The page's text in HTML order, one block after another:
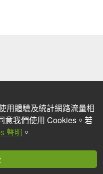
用體驗及統計網路流量相
意我們使用 Cookies。若
聲明 。